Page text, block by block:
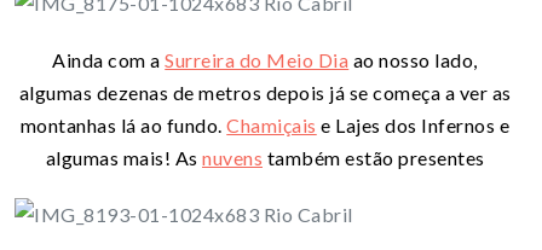
Ainda com aSurreira do Meio Dia ao nosso lado,
algumas dezenas de metros depois já se começa a ver as
montanhas lá ao fundo.Chamiçais e Lajes dos Infernos e
algumas mais! As nuvens também estão presentes